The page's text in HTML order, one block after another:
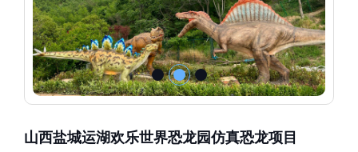
山西盐城运湖欢乐世界恐龙园仿真恐龙项目